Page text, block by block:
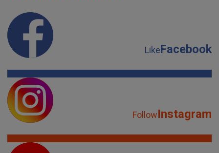
LikeFacebook
FollowInstagram